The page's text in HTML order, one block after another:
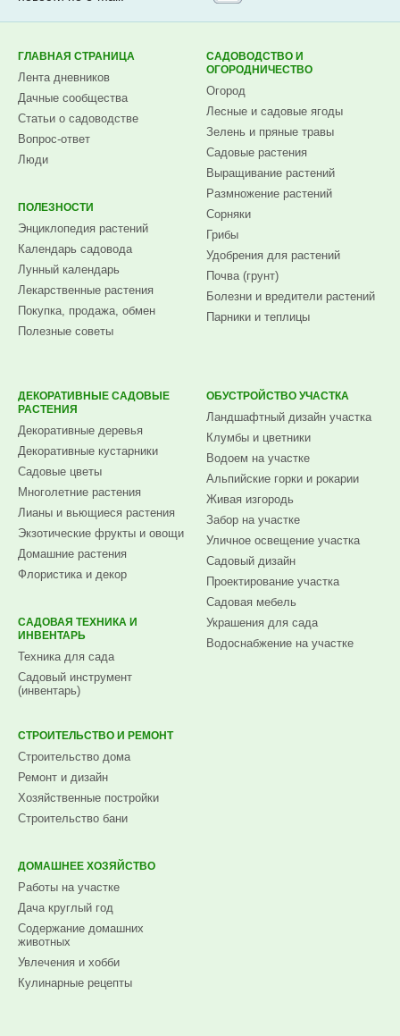
ГЛАВНАЯ СТРАНИЦА
Лента дневников
Дачные сообщества
Статьи о садоводстве
Вопрос-ответ
Люди
ПОЛЕЗНОСТИ
Энциклопедия растений
Календарь садовода
Лунный календарь
Лекарственные растения
Покупка, продажа, обмен
Полезные советы
САДОВОДСТВО И
ОГОРОДНИЧЕСТВО
Огород
Лесные и садовые ягоды
Зелень и пряные травы
Садовые растения
Выращивание растений
Размножение растений
Сорняки
Грибы
Удобрения для растений
Почва (грунт)
Болезни и вредители растений
Парники и теплицы
ДЕКОРАТИВНЫЕ САДОВЫЕ
РАСТЕНИЯ
Декоративные деревья
Декоративные кустарники
Садовые цветы
Многолетние растения
Лианы и вьющиеся растения
Экзотические фрукты и овощи
Домашние растения
Флористика и декор
САДОВАЯ ТЕХНИКА И
ИНВЕНТАРЬ
Техника для сада
Садовый инструмент
(инвентарь)
ОБУСТРОЙСТВО УЧАСТКА
Ландшафтный дизайн участка
Клумбы и цветники
Водоем на участке
Альпийские горки и рокарии
Живая изгородь
Забор на участке
Уличное освещение участка
Садовый дизайн
Проектирование участка
Садовая мебель
Украшения для сада
Водоснабжение на участке
СТРОИТЕЛЬСТВО И РЕМОНТ
Строительство дома
Ремонт и дизайн
Хозяйственные постройки
Строительство бани
ДОМАШНЕЕ ХОЗЯЙСТВО
Работы на участке
Дача круглый год
Содержание домашних
животных
Увлечения и хобби
Кулинарные рецепты